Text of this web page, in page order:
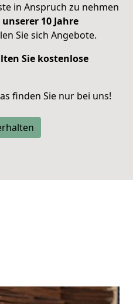
in Anspruch zu nehmen
10 Jahre
Sie sich Angebote.
Sie kostenlose
finden Sie nur bei uns!